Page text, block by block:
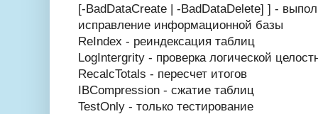
[-BadDataCreate | -BadDataDelete] ] -
исправление информационной базы
ReIndex - реиндексация таблиц
LogIntergrity - проверка логической
RecalcTotals - пересчет итогов
IBCompression - сжатие таблиц
TestOnly - только тестирование